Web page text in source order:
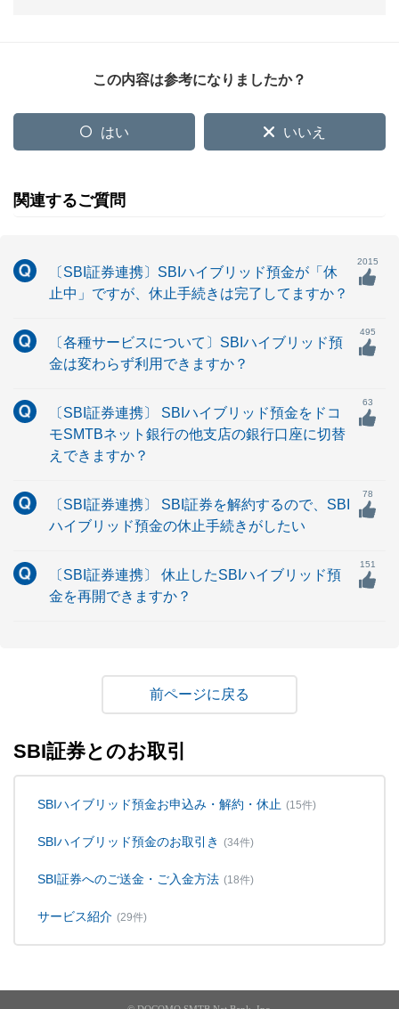
この内容は参考になりましたか？
はい いいえ
関連するご質問
〔SBI証券連携〕SBIハイブリッド預金が「休
止中」ですが、休止手続きは完了してますか？
2015
〔各種サービスについて〕SBIハイブリッド預
金は変わらず利用できますか？
495
〔SBI証券連携〕 SBIハイブリッド預金をドコ
モSMTBネット銀行の他支店の銀行口座に切替
えできますか？
63
〔SBI証券連携〕 SBI証券を解約するので、SBI
ハイブリッド預金の休止手続きがしたい
78
〔SBI証券連携〕 休止したSBIハイブリッド預
金を再開できますか？
151
戻る
SBI証券とのお取引
SBIハイブリッド預金お申込み・解約・休止 (15件)
SBIハイブリッド預金のお取引き (34件)
SBI証券へのご送金・ご入金方法 (18件)
サービス紹介 (29件)